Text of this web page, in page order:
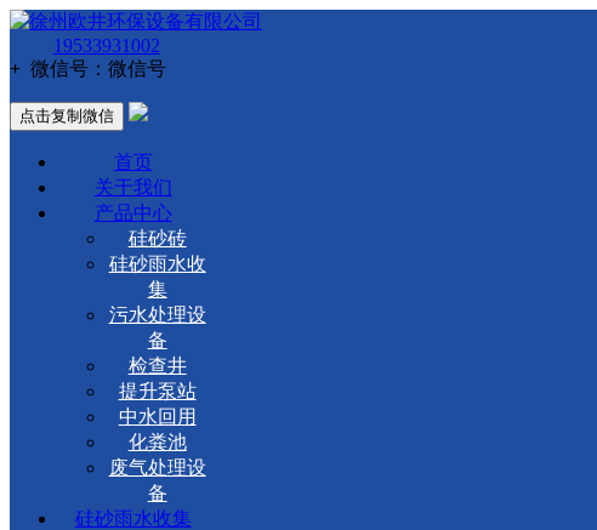
19533931002
+ 微信号： 微信号
点击复制微信
首页
关于我们
产品中心
硅砂砖
硅砂雨水收
集
污水处理设
备
检查井
提升泵站
中水回用
化粪池
废气处理设
备
硅砂雨水收集